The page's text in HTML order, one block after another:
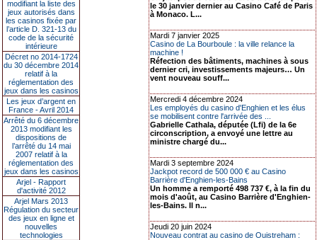
modifiant la liste des
jeux autorisés dans
les casinos fixée par
l’article D. 321-13 du
code de la sécurité
intérieure
Décret no 2014-1724
du 30 décembre 2014
relatif à la
réglementation des
jeux dans les casinos
Les jeux d’argent en
France - Avril 2014
Arrêté du 6 décembre
2013 modifiant les
dispositions de
l’arrêté du 14 mai
2007 relatif à la
réglementation des
jeux dans les casinos
Arjel - Rapport
d'activité 2012
Arjel Mars 2013
Régulation du secteur
des jeux en ligne et
nouvelles
technologies
le 30 janvier dernier au Casino Café de Paris
à Monaco. L...
Mardi 7 janvier 2025
Casino de La Bourboule : la ville relance la
machine !
Réfection des bâtiments, machines à sous
dernier cri, investissements majeurs… Un
vent nouveau souff...
Mercredi 4 décembre 2024
Les employés du casino d'Enghien et les élus
se mobilisent contre l'arrivée des ...
Gabrielle Cathala, députée (Lfi) de la 6e
circonscription, a envoyé une lettre au
ministre chargé du...
Mardi 3 septembre 2024
Jackpot record de 500 000 € au Casino
Barrière d'Enghien-les-Bains
Un homme a remporté 498 737 €, à la fin du
mois d'août, au Casino Barrière d'Enghien-
les-Bains. Il n...
Jeudi 20 juin 2024
Nouveau contrat au casino de Ouistreham :